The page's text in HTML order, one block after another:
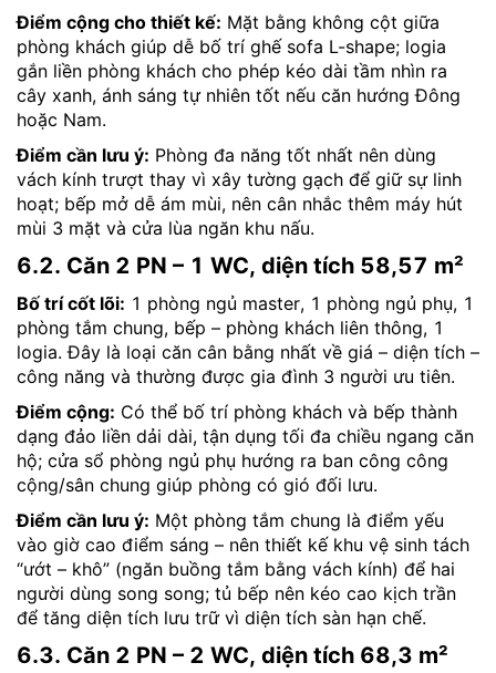
Điểm cộng cho thiết kế: Mặt bằng không cột giữa
phòng khách giúp dễ bố trí ghế sofa L-shape; logia
gắn liền phòng khách cho phép kéo dài tầm nhìn ra
cây xanh, ánh sáng tự nhiên tốt nếu căn hướng Đông
hoặc Nam.
Điểm cần lưu ý: Phòng đa năng tốt nhất nên dùng
vách kính trượt thay vì xây tường gạch để giữ sự linh
hoạt; bếp mở dễ ám mùi, nên cân nhắc thêm máy hút
mùi 3 mặt và cửa lùa ngăn khu nấu.
6.2. Căn 2 PN – 1 WC, diện tích 58,57 m²
Bố trí cốt lõi: 1 phòng ngủ master, 1 phòng ngủ phụ, 1
phòng tắm chung, bếp – phòng khách liên thông, 1
logia. Đây là loại căn cân bằng nhất về giá – diện tích –
công năng và thường được gia đình 3 người ưu tiên.
Điểm cộng: Có thể bố trí phòng khách và bếp thành
dạng đảo liền dải dài, tận dụng tối đa chiều ngang căn
hộ; cửa sổ phòng ngủ phụ hướng ra ban công công
cộng/sân chung giúp phòng có gió đối lưu.
Điểm cần lưu ý: Một phòng tắm chung là điểm yếu
vào giờ cao điểm sáng – nên thiết kế khu vệ sinh tách
“ướt – khô” (ngăn buồng tắm bằng vách kính) để hai
người dùng song song; tủ bếp nên kéo cao kịch trần
để tăng diện tích lưu trữ vì diện tích sàn hạn chế.
6.3. Căn 2 PN – 2 WC, diện tích 68,3 m²